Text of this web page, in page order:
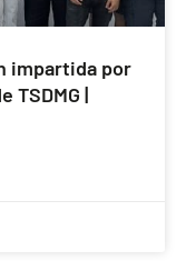
impartida por
TSDMG |